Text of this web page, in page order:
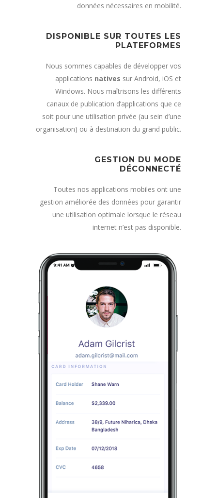
données nécessaires en mobilité.
DISPONIBLE SUR TOUTES LES
PLATEFORMES
Nous sommes capables de développer vos
applications natives sur Android, iOS et
Windows. Nous maîtrisons les différents
canaux de publication d’applications que ce
soit pour une utilisation privée (au sein d’une
organisation) ou à destination du grand public.
GESTION DU MODE
DÉCONNECTÉ
Toutes nos applications mobiles ont une
gestion améliorée des données pour garantir
une utilisation optimale lorsque le réseau
internet n’est pas disponible.